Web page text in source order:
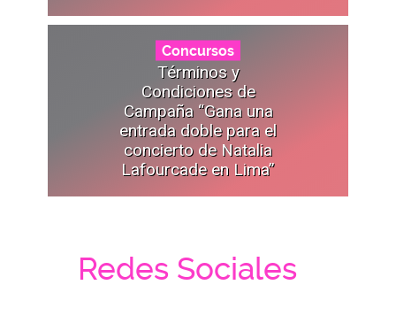
Concursos
Términos y
Condiciones de
Campaña “Gana una
entrada doble para el
concierto de Natalia
Lafourcade en Lima”
Redes Sociales